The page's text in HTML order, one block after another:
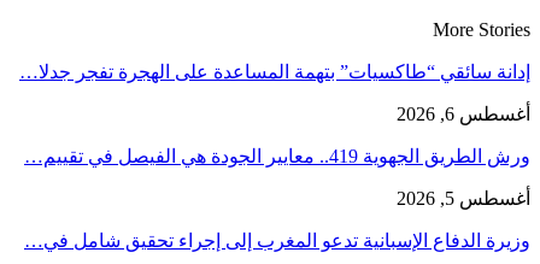
More Stories
إدانة سائقي “طاكسيات” بتهمة المساعدة على الهجرة تفجر جدلا…
أغسطس 6, 2026
ورش الطريق الجهوية 419.. معايير الجودة هي الفيصل في تقييم…
أغسطس 5, 2026
وزيرة الدفاع الإسبانية تدعو المغرب إلى إجراء تحقيق شامل في…